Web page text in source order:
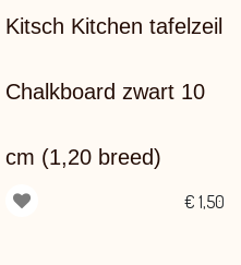
Kitsch Kitchen tafelzeil
Chalkboard zwart 10
cm (1,20 breed)
€ 1,50